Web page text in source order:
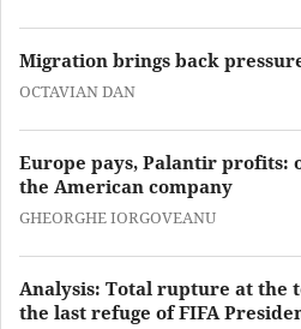
Migration brings back
OCTAVIAN DAN
Europe pays, Palantir profits:
the American company
GHEORGHE IORGOVEANU
Analysis: Total rupture at the
the last refuge of FIFA